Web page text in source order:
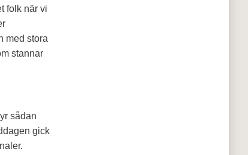
folk när vi
med stora
stannar
sådan
gick